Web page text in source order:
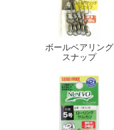
ボールベアリング
スナップ